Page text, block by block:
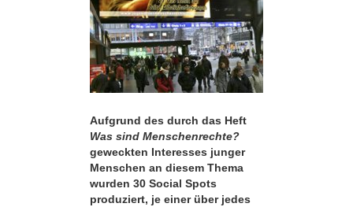
Aufgrund des durch das Heft
Was sind Menschenrechte?
geweckten Interesses junger
Menschen an diesem Thema
wurden 30 Social Spots
produziert, je einer über jedes